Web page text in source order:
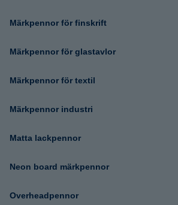
Märkpennor för finskrift
Märkpennor för glastavlor
Märkpennor för textil
Märkpennor industri
Matta lackpennor
Neon board märkpennor
Overheadpennor